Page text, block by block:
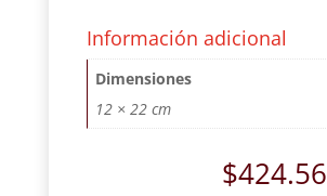
Información adicional
Dimensiones
12 × 22 cm
$424.56